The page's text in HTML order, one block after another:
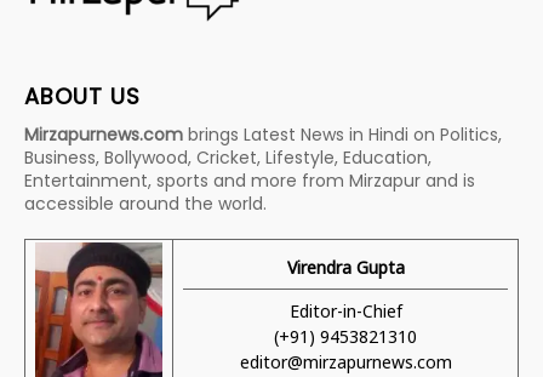
ABOUT US
Mirzapurnews.com brings Latest News in Hindi on Politics,
Business, Bollywood, Cricket, Lifestyle, Education,
Entertainment, sports and more from Mirzapur and is
accessible around the world.
Virendra Gupta
Editor-in-Chief
(+91) 9453821310
editor@mirzapurnews.com